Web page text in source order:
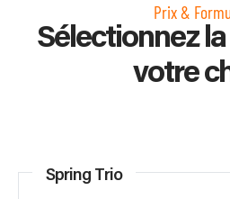
Prix &
Sélectionnez
votre
Spring Trio